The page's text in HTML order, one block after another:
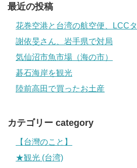
最近の投稿
花巻空港と台湾の航空便、LCC
謝依旻さん、岩手県で対局
気仙沼市魚市場（海の市）
碁石海岸を観光
陸前高田で買ったお土産
カテゴリー category
【台灣のこと】
★観光 (台湾)